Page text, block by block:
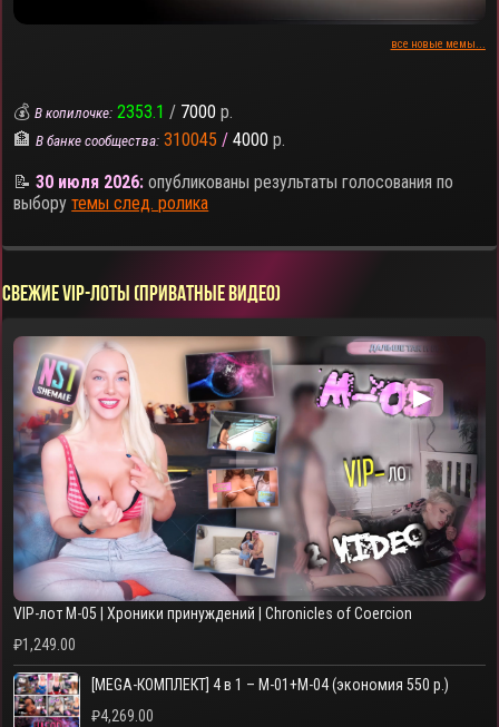
все новые мемы...
💰В копилочке: 2353.1 / 7000 р.
🏦В банке сообщества: 310045 / 4000 р.
📝30 июля 2026: опубликованы результаты голосования по
выборутемы след. ролика
СВЕЖИЕ VIP-ЛОТЫ (ПРИВАТНЫЕ ВИДЕО)
▶
VIP-лот M-05 | Хроники принуждений | Chronicles of Coercion
₽1,249.00
[MEGA-КОМПЛЕКТ] 4 в 1 – M-01+M-04 (экономия 550 р.)
₽4,269.00